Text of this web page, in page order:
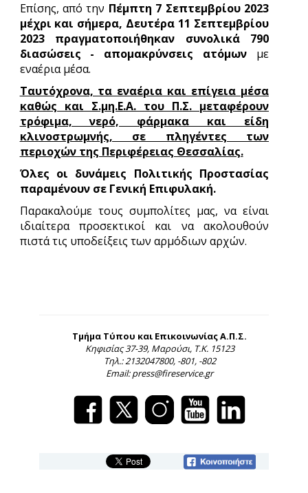
Επίσης, από την Πέμπτη 7 Σεπτεμβρίου 2023
μέχρι και σήμερα, Δευτέρα 11 Σεπτεμβρίου
2023 πραγματοποιήθηκαν συνολικά 790
διασώσεις - απομακρύνσεις ατόμων με
εναέρια μέσα.
Ταυτόχρονα, τα εναέρια και επίγεια μέσα
καθώς και Σ.μη.Ε.Α. του Π.Σ. μεταφέρουν
τρόφιμα, νερό, φάρμακα και είδη
κλινοστρωμνής, σε πληγέντες των
περιοχών της Περιφέρειας Θεσσαλίας.
Όλες οι δυνάμεις Πολιτικής Προστασίας
παραμένουν σε Γενική Επιφυλακή.
Παρακαλούμε τους συμπολίτες μας, να είναι
ιδιαίτερα προσεκτικοί και να ακολουθούν
πιστά τις υποδείξεις των αρμόδιων αρχών.
Τμήμα Τύπου και Επικοινωνίας Α.Π.Σ.
Κηφισίας 37-39, Μαρούσι, Τ.Κ. 15123
Τηλ.: 2132047800, -801, -802
Email: press@fireservice.gr